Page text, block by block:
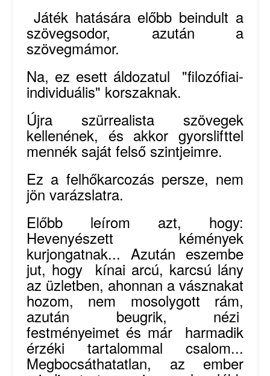
Játék hatására előbb beindult a
szövegsodor, azután a
szövegmámor.
Na, ez esett áldozatul "filozófiai-
individuális" korszaknak.
Újra szürrealista szövegek
kellenének, és akkor gyorslifttel
mennék saját felső szintjeimre.
Ez a felhőkarcozás persze, nem
jön varázslatra.
Előbb leírom azt, hogy:
Hevenyészett kémények
kurjongatnak... Azután eszembe
jut, hogy kínai arcú, karcsú lány
az üzletben, ahonnan a vásznakat
hozom, nem mosolygott rám,
azután beugrik, nézi
festményeimet és már harmadik
érzéki tartalommal csalom...
Megbocsáthatatlan, az ember